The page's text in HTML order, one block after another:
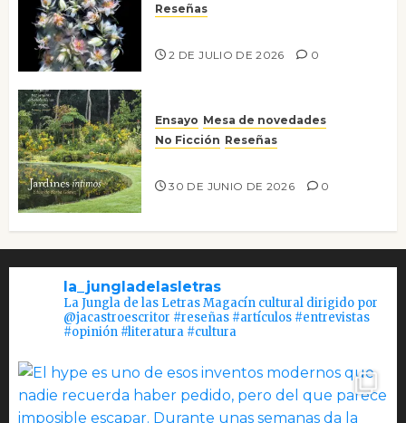
Reseñas
2 DE JULIO DE 2026 0
Ensayo Mesa de novedades
No Ficción Reseñas
30 DE JUNIO DE 2026 0
la_jungladelasletras
La Jungla de las Letras Magacín cultural dirigido por
@jacastroescritor #reseñas #artículos #entrevistas
#opinión #literatura #cultura